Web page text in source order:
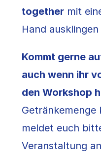
together mit
Hand
Kommt gerne
auch wenn ihr
den Workshop
Getränkemenge
meldet euch
Veranstaltung